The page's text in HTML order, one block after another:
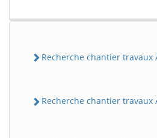
Recherche chantier travaux
Recherche chantier travaux